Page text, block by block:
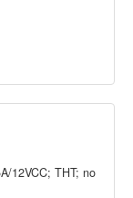
12VCC; THT; no